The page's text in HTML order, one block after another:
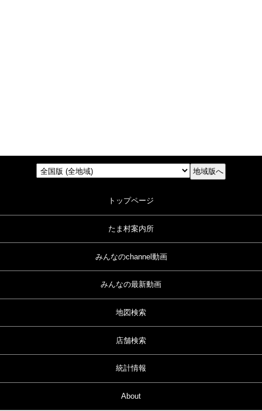
トップページ
たま村案内所
みんなのchannel動画
みんなの最新動画
地図検索
店舗検索
統計情報
About